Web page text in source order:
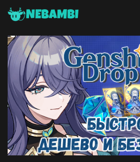
NEBAMBI